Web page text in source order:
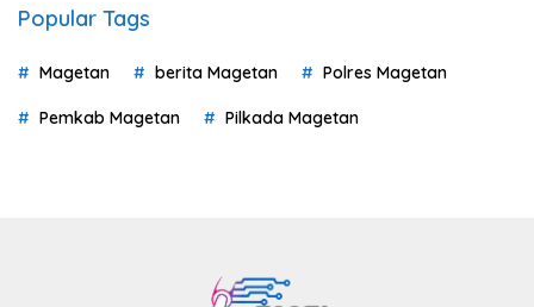
Popular Tags
Magetan berita Magetan Polres Magetan
Pemkab Magetan Pilkada Magetan